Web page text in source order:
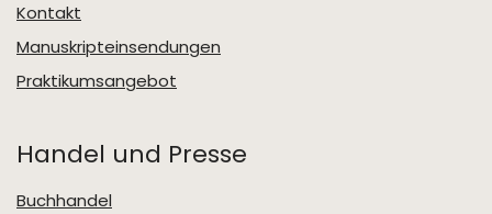
Kontakt
Manuskripteinsendungen
Praktikumsangebot
Handel und Presse
Buchhandel